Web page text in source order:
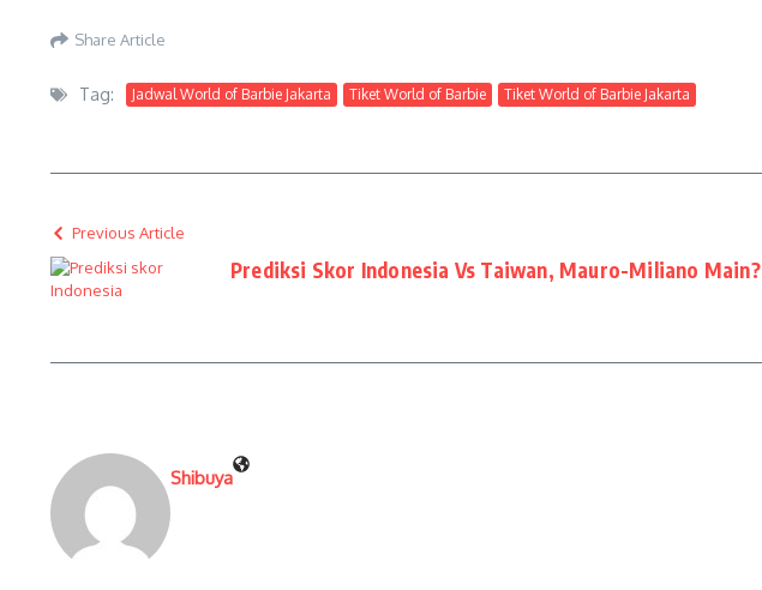
Share Article
Tag: Jadwal World of Barbie Jakarta Tiket World of Barbie Tiket World of Barbie Jakarta
Previous Article
Prediksi Skor Indonesia Vs Taiwan, Mauro-Miliano Main?
Shibuya